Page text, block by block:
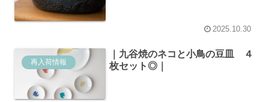
2025.10.30
再入荷情報
｜九谷焼のネコと小鳥の豆皿 ４
枚セット◎｜